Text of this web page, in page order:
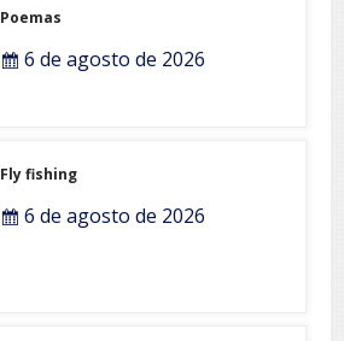
Poemas
6 de agosto de 2026
Fly fishing
6 de agosto de 2026